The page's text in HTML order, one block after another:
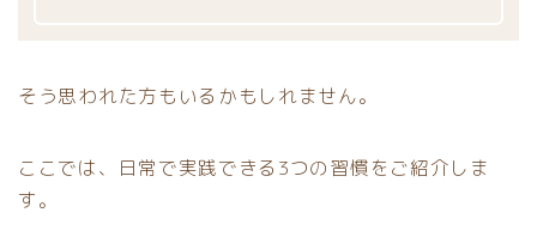
そう思われた方もいるかもしれません。
ここでは、日常で実践できる3つの習慣をご紹介しま
す。